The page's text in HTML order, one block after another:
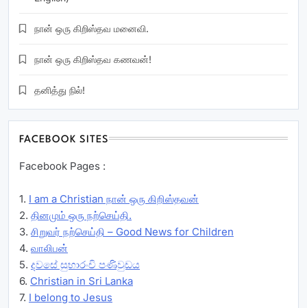
நான் ஒரு கிறிஸ்தவ மனைவி.
நான் ஒரு கிறிஸ்தவ கணவன்!
தனித்து நில்!
FACEBOOK SITES
Facebook Pages :
1. I am a Christian நான் ஒரு கிறிஸ்தவன்
2. தினமும் ஒரு நற்செய்தி.
3. சிறுவர் நற்செய்தி – Good News for Children
4. வாலிபன்
5. දවසේ සුභාරංචි පණිවුඩය
6. Christian in Sri Lanka
7. I belong to Jesus